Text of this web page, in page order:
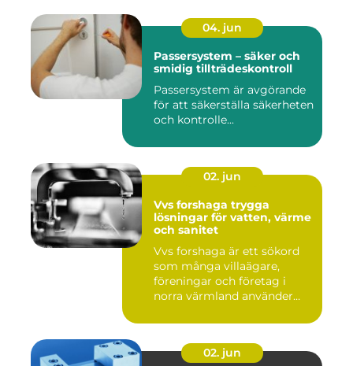
04. jun
Passersystem – säker och
smidig tillträdeskontroll
Passersystem är avgörande
för att säkerställa säkerheten
och kontrolle...
02. jun
Vvs forshaga trygga
lösningar för vatten, värme
och sanitet
Vvs forshaga är ett sökord
som många villaägare,
föreningar och företag i
norra värmland använder
02. jun